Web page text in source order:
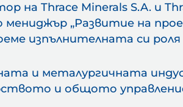
на Thrace Minerals S.A. и
мениджър „Развитие на
изпълнителната си роля
и металургичната
и общото